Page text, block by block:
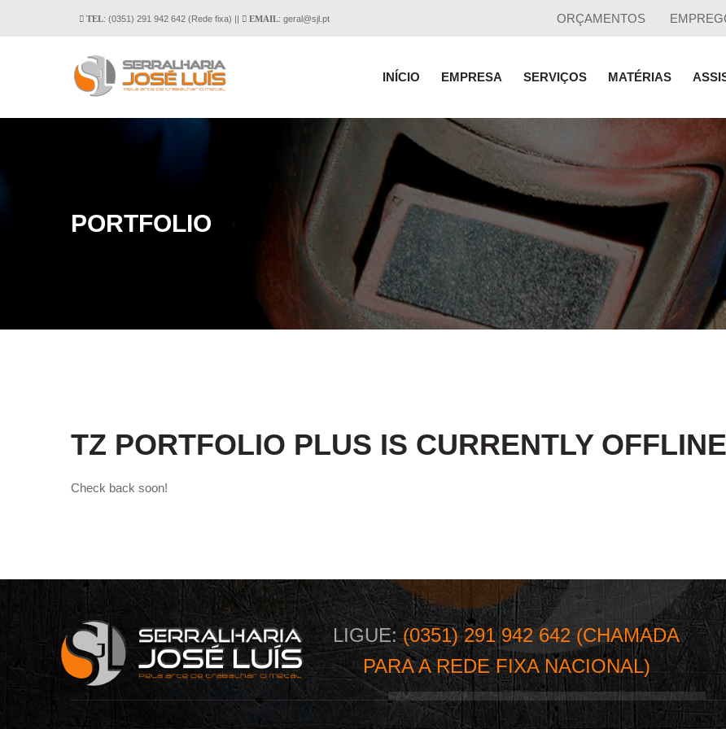
TEL: (0351) 291 942 642 (Rede fixa) || EMAIL: geral@sjl pt ORÇAMENTOS
INÍCIO EMPRESA SERVIÇOS MATÉRIAS
PORTFOLIO
TZ PORTFOLIO PLUS IS CURRENTLY
Check back soon!
LIGUE:(0351) 291 942 642 (CHAMADA
PARA A REDE FIXA NACIONAL)